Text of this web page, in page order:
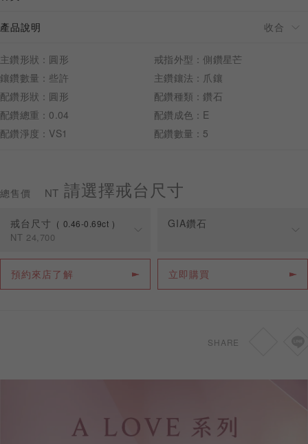
預約來店
產品說明
主鑽形狀：圓形
戒指外型：側鑽星芒
鑲鑽數量：些許
主鑽鑲法：爪鑲
配鑽形狀：圓形
配鑽種類：鑽石
配鑽總重：0.04
配鑽成色：E
配鑽淨度：VS1
配鑽數量：5
總售價 NT 請選擇戒台尺寸
戒台尺寸 0.46-0.69ct
NT 24,700
克拉 戒台價格
0.46-0.69ct NT 24,700
GIA鑽石
立即購買
預約來店了解
SHARE